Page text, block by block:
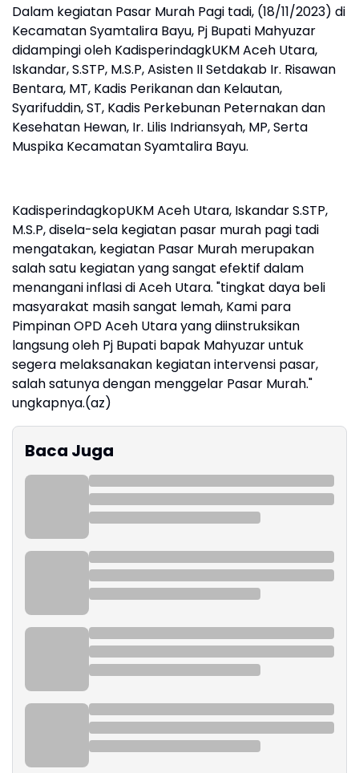
Dalam kegiatan Pasar Murah Pagi tadi, (18/11/2023) di
Kecamatan Syamtalira Bayu, Pj Bupati Mahyuzar
didampingi oleh KadisperindagkUKM Aceh Utara,
Iskandar, S.STP, M.S.P, Asisten II Setdakab Ir. Risawan
Bentara, MT, Kadis Perikanan dan Kelautan,
Syarifuddin, ST, Kadis Perkebunan Peternakan dan
Kesehatan Hewan, Ir. Lilis Indriansyah, MP, Serta
Muspika Kecamatan Syamtalira Bayu.
KadisperindagkopUKM Aceh Utara, Iskandar S.STP,
M.S.P, disela-sela kegiatan pasar murah pagi tadi
mengatakan, kegiatan Pasar Murah merupakan
salah satu kegiatan yang sangat efektif dalam
menangani inflasi di Aceh Utara. "tingkat daya beli
masyarakat masih sangat lemah, Kami para
Pimpinan OPD Aceh Utara yang diinstruksikan
langsung oleh Pj Bupati bapak Mahyuzar untuk
segera melaksanakan kegiatan intervensi pasar,
salah satunya dengan menggelar Pasar Murah."
ungkapnya.(az)
Baca Juga